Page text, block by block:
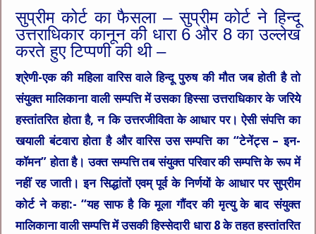
सुप्रीम कोर्ट का फैसला – सुप्रीम कोर्ट ने हिन्दू
उत्तराधिकार कानून की धारा 6 और 8 का उल्लेख
करते हुए टिप्पणी की थी –
श्रेणी-एक की महिला वारिस वाले हिन्दू पुरुष की मौत जब होती है तो
संयुक्त मालिकाना वाली सम्पत्ति में उसका हिस्सा उत्तराधिकार के जरिये
हस्तांतरित होता है, न कि उत्तरजीविता के आधार पर। ऐसी संपत्ति का
खयाली बंटवारा होता है और वारिस उस सम्पत्ति का “टेनेंट्स – इन-
कॉमन” होता है। उक्त सम्पत्ति तब संयुक्त परिवार की सम्पत्ति के रूप में
नहीं रह जाती। इन सिद्धांतों एवम् पूर्व के निर्णयों के आधार पर सुप्रीम
कोर्ट ने कहा:- “यह साफ है कि मूला गौंदर की मृत्यु के बाद संयुक्त
मालिकाना वाली सम्पत्ति में उसकी हिस्सेदारी धारा 8 के तहत हस्तांतरित